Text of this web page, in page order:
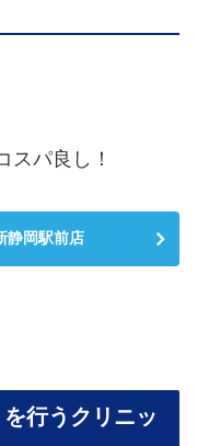
スパ良し！
静岡駅前店
行うクリニッ